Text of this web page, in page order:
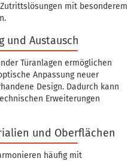
mit besonderem
und Austausch
Türanlagen ermöglichen
Anpassung neuer
Design. Dadurch kann
Erweiterungen
und Oberflächen
häufig mit